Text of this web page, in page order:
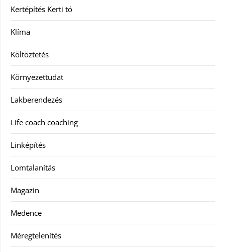
Kertépítés Kerti tó
Klíma
Költöztetés
Környezettudat
Lakberendezés
Life coach coaching
Linképítés
Lomtalanítás
Magazin
Medence
Méregtelenítés